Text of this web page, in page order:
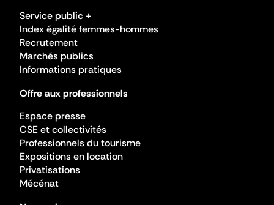
Service public +
Index égalité femmes-hommes
Recrutement
Marchés publics
Informations pratiques
Offre aux professionnels
Espace presse
CSE et collectivités
Professionnels du tourisme
Expositions en location
Privatisations
Mécénat